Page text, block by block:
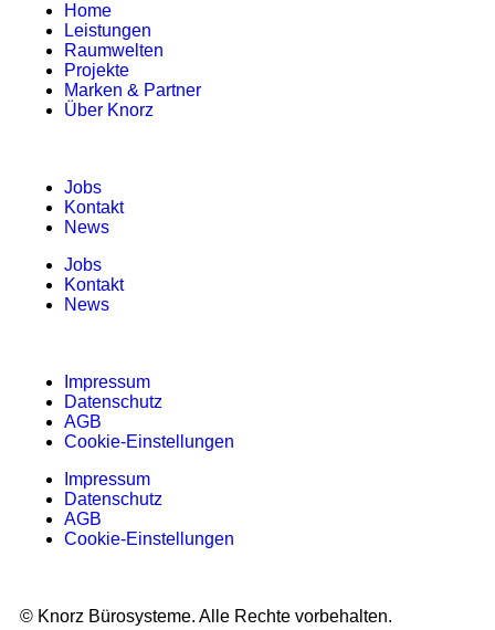
Home
Leistungen
Raumwelten
Projekte
Marken & Partner
Über Knorz
Jobs
Kontakt
News
Jobs
Kontakt
News
Impressum
Datenschutz
AGB
Cookie-Einstellungen
Impressum
Datenschutz
AGB
Cookie-Einstellungen
© Knorz Bürosysteme. Alle Rechte vorbehalten.